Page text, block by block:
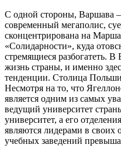
С одной стороны, Варшава
современный мегаполис,
сконцентрирована на
«Солидарности», куда
стремящиеся разбогатеть. В
жизнь страны, и именно
тенденции. Столица
Несмотря на то, что
является одним из самых
ведущий университет
университет, а его
являются лидерами в своих
учебных заведений